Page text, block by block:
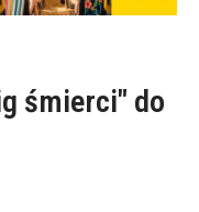
śmierci" do